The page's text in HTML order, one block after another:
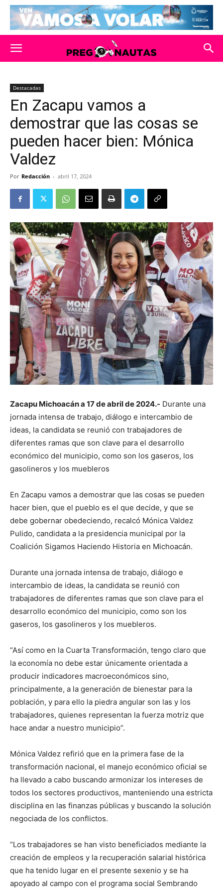
Destacadas
En Zacapu vamos a
demostrar que las cosas se
pueden hacer bien: Mónica
Valdez
Por Redacción - abril 17, 2024
Zacapu Michoacán a 17 de abril de 2024.- Durante una
jornada intensa de trabajo, diálogo e intercambio de
ideas, la candidata se reunió con trabajadores de
diferentes ramas que son clave para el desarrollo
económico del municipio, como son los gaseros, los
gasolineros y los muebleros
En Zacapu vamos a demostrar que las cosas se pueden
hacer bien, que el pueblo es el que decide, y que se
debe gobernar obedeciendo, recalcó Mónica Valdez
Pulido, candidata a la presidencia municipal por la
Coalición Sigamos Haciendo Historia en Michoacán.
Durante una jornada intensa de trabajo, diálogo e
intercambio de ideas, la candidata se reunió con
trabajadores de diferentes ramas que son clave para el
desarrollo económico del municipio, como son los
gaseros, los gasolineros y los muebleros.
“Así como en la Cuarta Transformación, tengo claro que
la economía no debe estar únicamente orientada a
producir indicadores macroeconómicos sino,
principalmente, a la generación de bienestar para la
población, y para ello la piedra angular son las y los
trabajadores, quienes representan la fuerza motriz que
hace andar a nuestro municipio”.
Mónica Valdez refirió que en la primera fase de la
transformación nacional, el manejo económico oficial se
ha llevado a cabo buscando armonizar los intereses de
todos los sectores productivos, manteniendo una estricta
disciplina en las finanzas públicas y buscando la solución
negociada de los conflictos.
“Los trabajadores se han visto beneficiados mediante la
creación de empleos y la recuperación salarial histórica
que ha tenido lugar en el presente sexenio y se ha
apoyado al campo con el programa social Sembrando